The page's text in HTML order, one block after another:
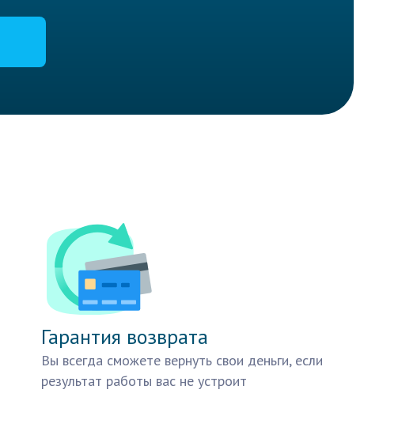
Гарантия возврата
Вы всегда сможете вернуть свои деньги, если
результат работы вас не устроит